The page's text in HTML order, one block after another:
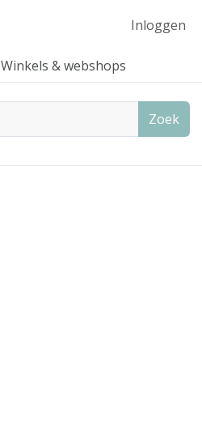
Inloggen
Winkels & webshops
Zoek